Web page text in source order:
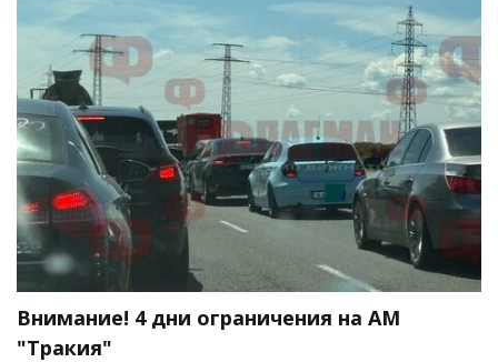
Внимание! 4 дни ограничения на АМ
"Тракия"